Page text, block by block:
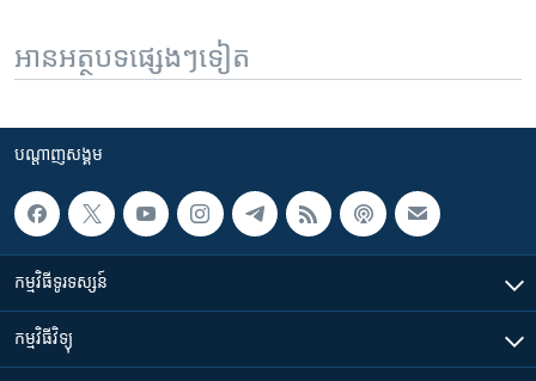
អានអត្ថបទផ្សេងៗទៀត
បណ្តាញ​សង្គម
កម្មវិធី​ទូរទស្សន៍
កម្មវិធី​វិទ្យុ